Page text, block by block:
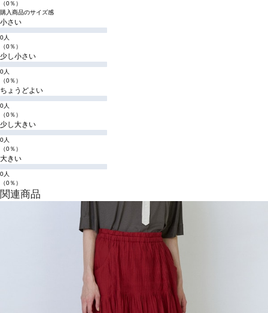
（0％）
購入商品のサイズ感
小さい
0人
（0％）
少し小さい
0人
（0％）
ちょうどよい
0人
（0％）
少し大きい
0人
（0％）
大きい
0人
（0％）
関連商品